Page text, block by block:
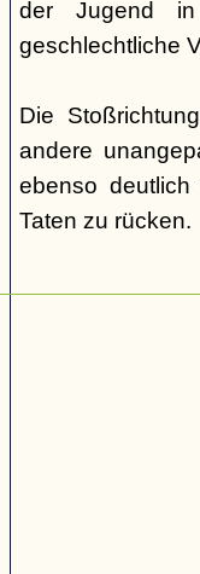
der Jugend
geschlechtliche
Die
andere
ebenso
Taten zu rücken.